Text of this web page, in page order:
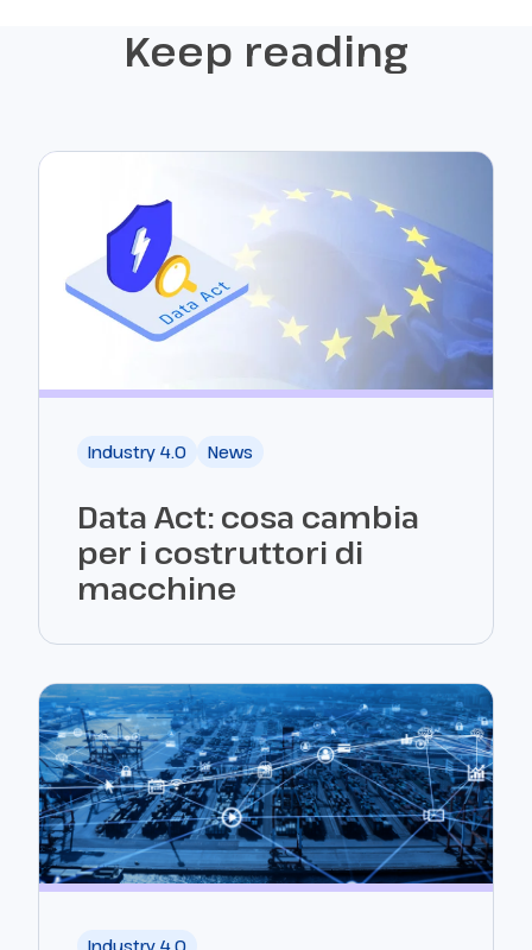
Keep reading
Industry 4.0 News
Data Act: cosa cambia
per i costruttori di
macchine
Industry 4.0